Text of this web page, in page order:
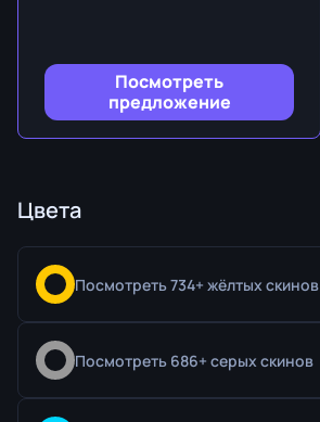
Посмотреть
предложение
Цвета
Посмотреть 734+ жёлтых скинов
Посмотреть 686+ серых скинов